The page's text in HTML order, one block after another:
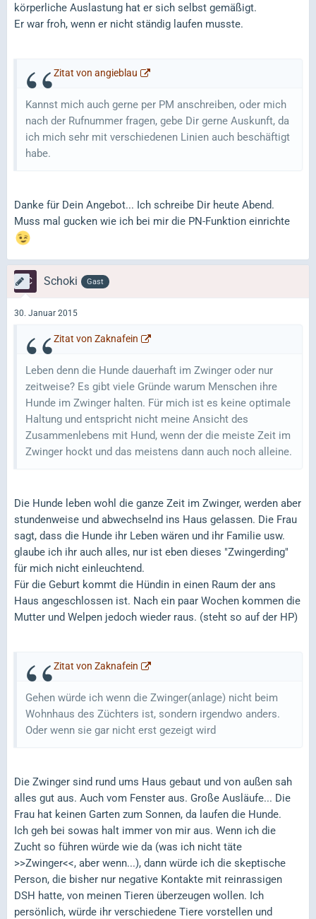
körperliche Auslastung hat er sich selbst gemäßigt.
Er war froh, wenn er nicht ständig laufen musste.
Zitat von angieblau
Kannst mich auch gerne per PM anschreiben, oder mich
nach der Rufnummer fragen, gebe Dir gerne Auskunft, da
ich mich sehr mit verschiedenen Linien auch beschäftigt
habe.
Danke für Dein Angebot... Ich schreibe Dir heute Abend.
Muss mal gucken wie ich bei mir die PN-Funktion einrichte
Schoki Gast
30. Januar 2015
Zitat von Zaknafein
Leben denn die Hunde dauerhaft im Zwinger oder nur
zeitweise? Es gibt viele Gründe warum Menschen ihre
Hunde im Zwinger halten. Für mich ist es keine optimale
Haltung und entspricht nicht meine Ansicht des
Zusammenlebens mit Hund, wenn der die meiste Zeit im
Zwinger hockt und das meistens dann auch noch alleine.
Die Hunde leben wohl die ganze Zeit im Zwinger, werden aber
stundenweise und abwechselnd ins Haus gelassen. Die Frau
sagt, dass die Hunde ihr Leben wären und ihr Familie usw.
glaube ich ihr auch alles, nur ist eben dieses "Zwingerding"
für mich nicht einleuchtend.
Für die Geburt kommt die Hündin in einen Raum der ans
Haus angeschlossen ist. Nach ein paar Wochen kommen die
Mutter und Welpen jedoch wieder raus. (steht so auf der HP)
Zitat von Zaknafein
Gehen würde ich wenn die Zwinger(anlage) nicht beim
Wohnhaus des Züchters ist, sondern irgendwo anders.
Oder wenn sie gar nicht erst gezeigt wird
Die Zwinger sind rund ums Haus gebaut und von außen sah
alles gut aus. Auch vom Fenster aus. Große Ausläufe... Die
Frau hat keinen Garten zum Sonnen, da laufen die Hunde.
Ich geh bei sowas halt immer von mir aus. Wenn ich die
Zucht so führen würde wie da (was ich nicht täte
>>Zwinger<<, aber wenn...), dann würde ich die skeptische
Person, die bisher nur negative Kontakte mit reinrassigen
DSH hatte, von meinen Tieren überzeugen wollen. Ich
persönlich, würde ihr verschiedene Tiere vorstellen und